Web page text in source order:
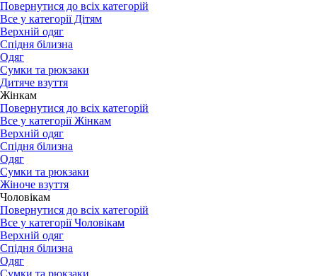
Повернутися до всіх категорій
Все у категорії Дітям
Верхній одяг
Спідня білизна
Одяг
Сумки та рюкзаки
Дитяче взуття
Жінкам
Повернутися до всіх категорій
Все у категорії Жінкам
Верхній одяг
Спідня білизна
Одяг
Сумки та рюкзаки
Жіноче взуття
Чоловікам
Повернутися до всіх категорій
Все у категорії Чоловікам
Верхній одяг
Спідня білизна
Одяг
Сумки та рюкзаки